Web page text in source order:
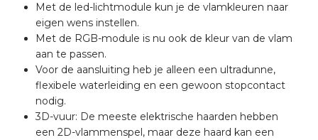
Met de led-lichtmodule kun je de vlamkleuren naar
eigen wens instellen.
Met de RGB-module is nu ook de kleur van de vlam
aan te passen.
Voor de aansluiting heb je alleen een ultradunne,
flexibele waterleiding en een gewoon stopcontact
nodig.
3D-vuur: De meeste elektrische haarden hebben
een 2D-vlammenspel, maar deze haard kan een